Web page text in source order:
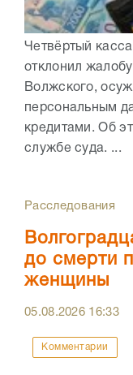
Четвёртый
отклонил
Волжского,
персональным
кредитами. Об
службе суда. ...
Расследования
до смерти
женщины
05.08.2026 16:33
Комментарии